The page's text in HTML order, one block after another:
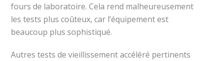
fours de laboratoire. Cela rend malheureusement
les tests plus coûteux, car l’équipement est
beaucoup plus sophistiqué.
Autres tests de vieillissement accéléré pertinents